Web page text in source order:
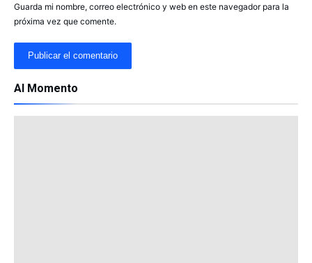
Guarda mi nombre, correo electrónico y web en este navegador para la
próxima vez que comente.
Al Momento